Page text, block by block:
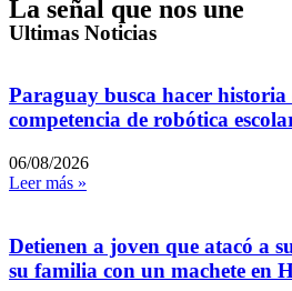
La señal que nos une
Ultimas Noticias
Paraguay busca hacer
competencia de robótica
06/08/2026
Leer más »
Detienen a joven que atacó a
su familia con un machete en